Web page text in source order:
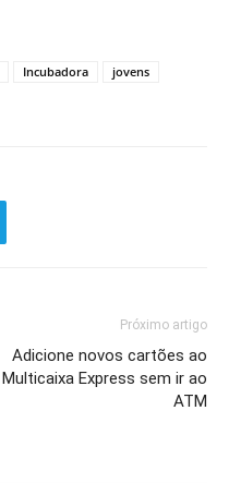
Incubadora
jovens
Próximo artigo
Adicione novos cartões ao
Multicaixa Express sem ir ao
ATM